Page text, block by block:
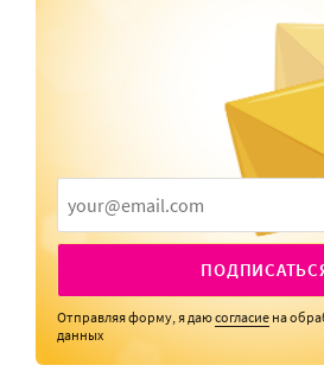
Отправляя форму, я даюсогласие на
данных